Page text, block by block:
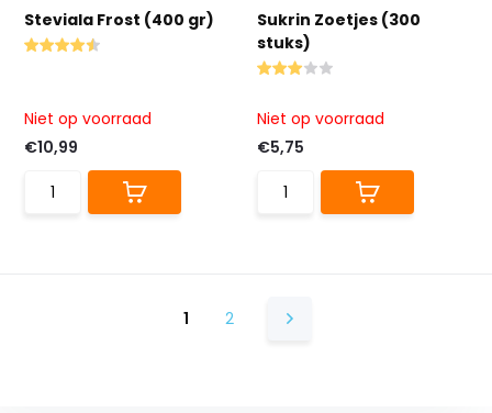
Steviala Frost (400 gr)
Niet op voorraad
€10,99
Sukrin Zoetjes (300
stuks)
Niet op voorraad
€5,75
1 2